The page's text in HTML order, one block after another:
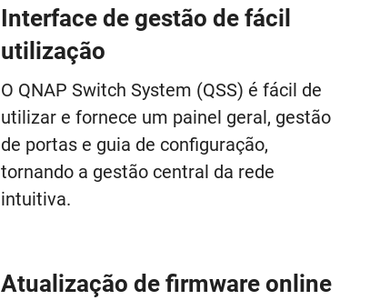
Interface de gestão de fácil
utilização
O QNAP Switch System (QSS) é fácil de
utilizar e fornece um painel geral, gestão
de portas e guia de configuração,
tornando a gestão central da rede
intuitiva.
Atualização de firmware online